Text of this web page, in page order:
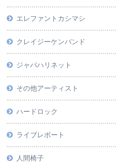
エレファントカシマシ
クレイジーケンバンド
ジャパハリネット
その他アーティスト
ハードロック
ライブレポート
人間椅子